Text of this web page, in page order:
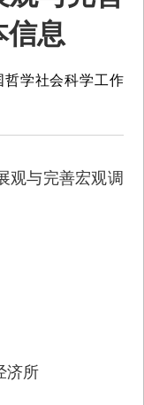
信息
哲学社会科学工作
观与完善宏观调
济所